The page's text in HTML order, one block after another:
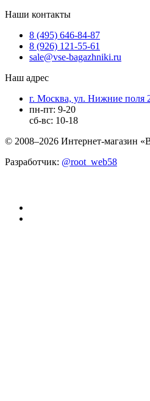
Наши контакты
8 (495) 646-84-87
8 (926) 121-55-61
sale@vse-bagazhniki.ru
Наш адрес
г. Москва, ул. Нижние поля
пн-пт: 9-20
сб-вс: 10-18
© 2008–2026 Интернет-магазин
Разработчик: @root_web58